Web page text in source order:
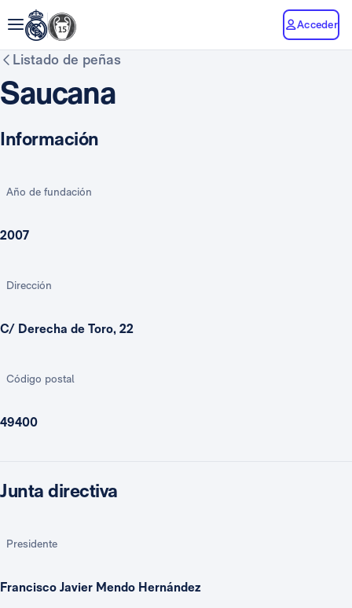
Acceder
Listado de peñas
Saucana
Información
Año de fundación
2007
Dirección
C/ Derecha de Toro, 22
Código postal
49400
Junta directiva
Presidente
Francisco Javier Mendo Hernández